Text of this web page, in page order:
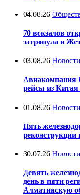
04.08.26
70 вокзалов
затронула и
03.08.26
Авиакомпания
рейсы из
01.08.26
Пять
реконструкции
30.07.26
Девять
день в пяти
Алматинскую